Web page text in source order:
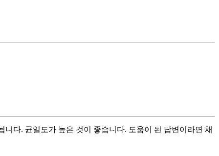
니다. 균일도가 높은 것이 좋습니다. 도움이 된 답변이라면 채